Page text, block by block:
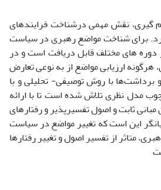
گیری، نقش مهمی درشناخت فرایندهای
برای شناخت مواضع رهبری در سیاست
های مختلف قابل دریافت است و در
ارزیابی مواضع از به نوعی تعارض
با روش توصیفی- تحلیلی و با
مدل نظری تلاش شده است تا با ارائه
ثابت و اصول تفسیرپذیر و رفتارهای
این است که تغییر مواضع در سیاست
متاثر از تفسیر اصول و تغییر رفتارها